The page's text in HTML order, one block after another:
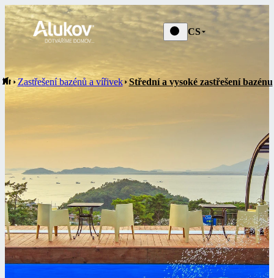
CS
Zastřešení bazénů a vířivek Střední a vysoké zastřešení bazénu